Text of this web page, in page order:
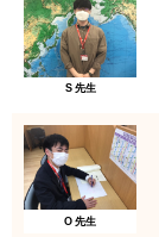
S 先生
O 先生